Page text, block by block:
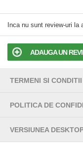
Inca nu sunt review-uri la
ADAUGA UN
TERMENI SI CONDITII
POLITICA DE
VERSIUNEA